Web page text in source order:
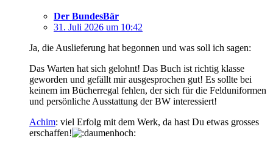
Der BundesBär
31. Juli 2026 um 10:42
Ja, die Auslieferung hat begonnen und was soll ich sagen:
Das Warten hat sich gelohnt! Das Buch ist richtig klasse
geworden und gefällt mir ausgesprochen gut! Es sollte bei
keinem im Bücherregal fehlen, der sich für die Felduniformen
und persönliche Ausstattung der BW interessiert!
Achim: viel Erfolg mit dem Werk, da hast Du etwas grosses
erschaffen!